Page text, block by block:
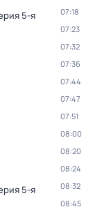
5-я
5-я
07:18
07:23
07:32
07:36
07:44
07:47
07:51
08:00
08:20
08:24
08:32
08:45